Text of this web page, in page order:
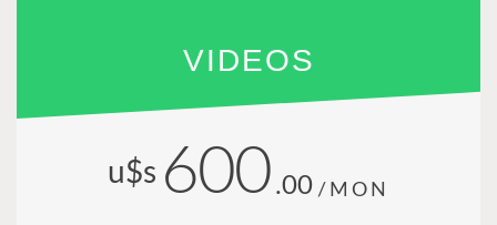
VIDEOS
u$s 600 .00 /MON